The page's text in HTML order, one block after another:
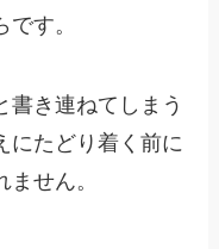
す。
書き連ねてしまう
にたどり着く前に
せん。